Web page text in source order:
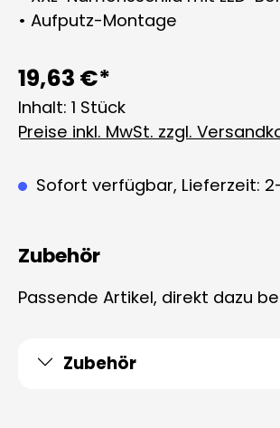
• Aufputz-Montage
19,63 €*
Inhalt: 1 Stück
Preise inkl. MwSt. zzgl.
Sofort verfügbar, Lieferzeit:
Zubehör
Passende Artikel, direkt dazu
Zubehör